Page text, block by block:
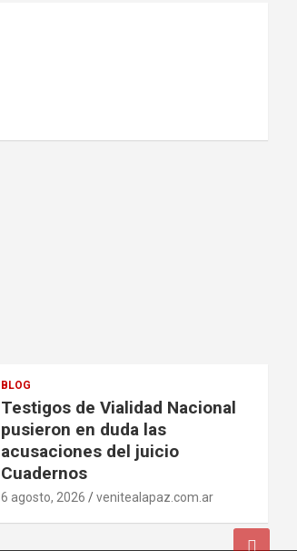
BLOG
Testigos de Vialidad Nacional
pusieron en duda las
acusaciones del juicio
Cuadernos
6 agosto, 2026 venitealapaz.com.ar